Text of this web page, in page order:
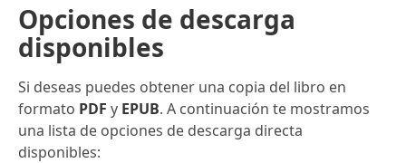
Opciones de descarga
disponibles
Si deseas puedes obtener una copia del libro en
formato PDF y EPUB. A continuación te mostramos
una lista de opciones de descarga directa
disponibles: